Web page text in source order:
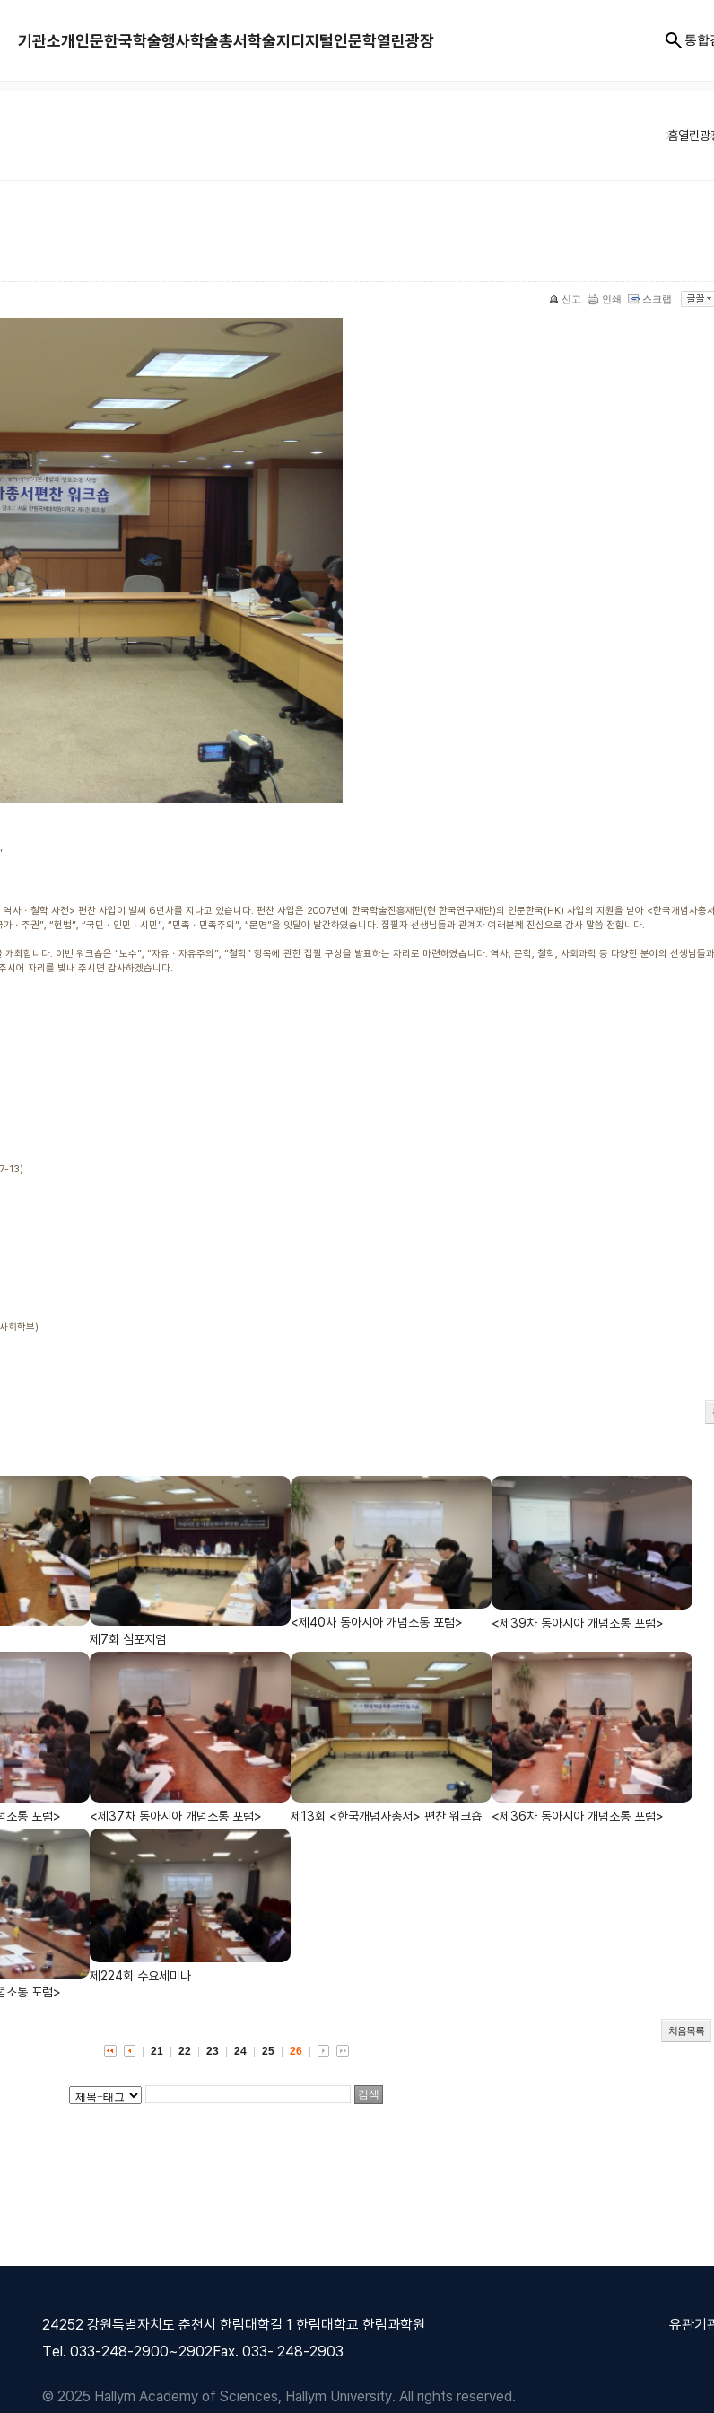
기관소개인문한국학술행사학술총서학술지디지털인문학열린광장 통합
홈열린광
신고 인쇄 스크랩
사ㆍ철학 사전> 편찬 사업이 벌써 6년차를 지나고 있습니다. 편찬 사업은 2007년에 한국학술진흥재단(현 한국연구재단)의 인문한국(HK) 사업의 지원을 받아 <한국개념사총
주권”, “헌법”, “국민ㆍ인민ㆍ시민”, “민족ㆍ민족주의”, “문명”을 잇달아 발간하였습니다. 집필자 선생님들과 관계자 여러분께 진심으로 감사 말씀 전합니다.
최합니다. 이번 워크숍은 “보수”, “자유ㆍ자유주의”, “철학” 항목에 관한 집필 구상을 발표하는 자리로 마련하였습니다. 역사, 문학, 철학, 사회과학 등 다양한 분야의 선생님들
시어 자리를 빛내 주시면 감사하겠습니다.
13)
회학부)
제7회 심포지엄
<제40차 동아시아 개념소통 포럼> <제39차 동아시아 개념소통 포럼>
소통 포럼>
<제37차 동아시아 개념소통 포럼> 제13회 <한국개념사총서> 편찬 워크숍 <제36차 동아시아 개념소통 포럼>
소통 포럼>
제224회 수요세미나
처음목록
21 22 23 24 25 26
24252 강원특별자치도 춘천시 한림대학길 1 한림대학교 한림과학원
Tel. 033-248-2900~2902Fax. 033- 248-2903
© 2025 Hallym Academy of Sciences, Hallym University. All rights reserved.
유관기